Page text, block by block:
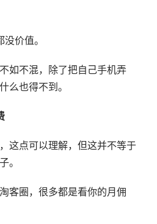
价值。
如不混，除了把自己手机弄
么也得不到。
这点可以理解，但这并不等于
。
客圈，很多都是看你的月佣